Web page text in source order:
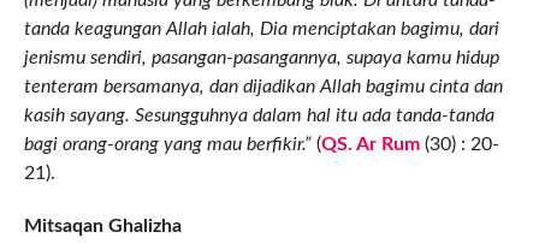
tanda keagungan Allah ialah, Dia menciptakan bagimu, dari
jenismu sendiri, pasangan-pasangannya, supaya kamu hidup
tenteram bersamanya, dan dijadikan Allah bagimu cinta dan
kasih sayang. Sesungguhnya dalam hal itu ada tanda-tanda
bagi orang-orang yang mau berfikir.”(QS. Ar Rum(30) : 20-
21).
Mitsaqan Ghalizha